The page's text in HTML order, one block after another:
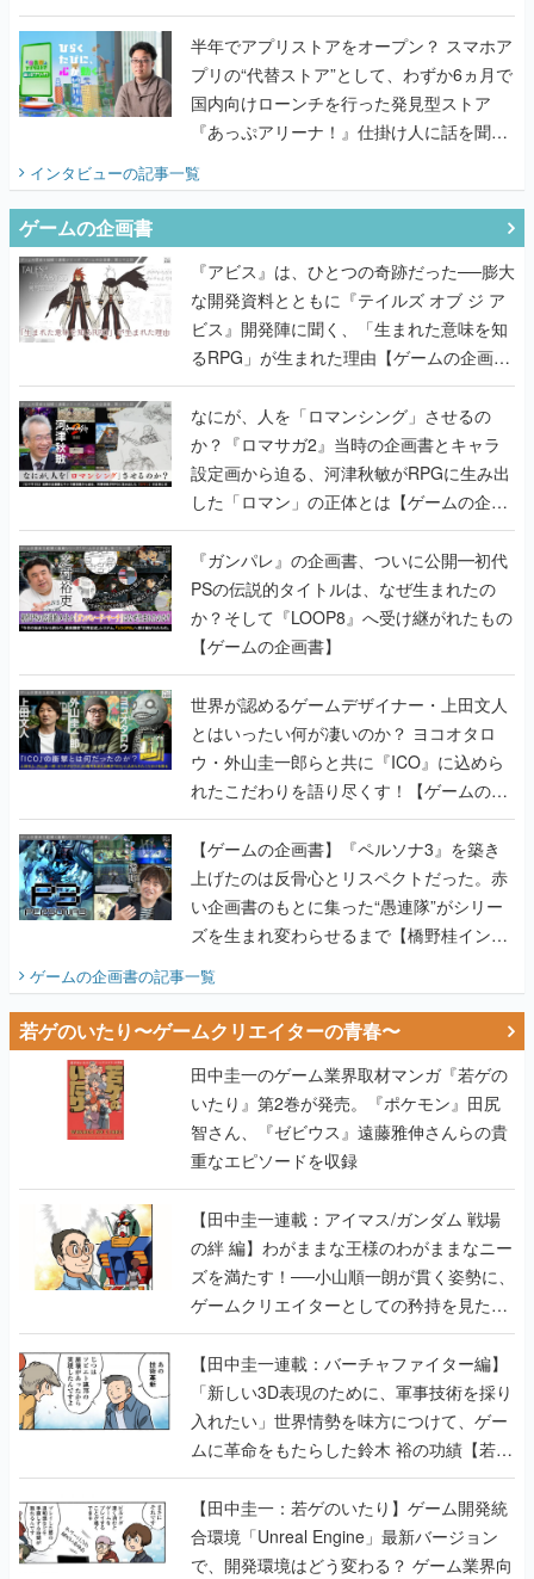
うこだわりをプロデューサーに聞いた
半年でアプリストアをオープン？ スマホア
プリの“代替ストア”として、わずか6ヵ月で
国内向けローンチを行った発見型ストア
『あっぷアリーナ！』仕掛け人に話を聞い
てみた
インタビューの記事一覧
ゲームの企画書
『アビス』は、ひとつの奇跡だった──膨大
な開発資料とともに『テイルズ オブ ジ ア
ビス』開発陣に聞く、「生まれた意味を知
るRPG」が生まれた理由【ゲームの企画
書】
なにが、人を「ロマンシング」させるの
か？『ロマサガ2』当時の企画書とキャラ
設定画から迫る、河津秋敏がRPGに生み出
した「ロマン」の正体とは【ゲームの企画
書】
『ガンパレ』の企画書、ついに公開━初代
PSの伝説的タイトルは、なぜ生まれたの
か？そして『LOOP8』へ受け継がれたもの
【ゲームの企画書】
世界が認めるゲームデザイナー・上田文人
とはいったい何が凄いのか？ ヨコオタロ
ウ・外山圭一郎らと共に『ICO』に込めら
れたこだわりを語り尽くす！【ゲームの企
画書】
【ゲームの企画書】『ペルソナ3』を築き
上げたのは反骨心とリスペクトだった。赤
い企画書のもとに集った“愚連隊”がシリー
ズを生まれ変わらせるまで【橋野桂インタ
ビュー】
ゲームの企画書の記事一覧
若ゲのいたり〜ゲームクリエイターの青春〜
田中圭一のゲーム業界取材マンガ『若ゲの
いたり』第2巻が発売。『ポケモン』田尻
智さん、『ゼビウス』遠藤雅伸さんらの貴
重なエピソードを収録
【田中圭一連載：アイマス/ガンダム 戦場
の絆 編】わがままな王様のわがままなニー
ズを満たす！──小山順一朗が貫く姿勢に、
ゲームクリエイターとしての矜持を見た
【若ゲのいたり最終回】
【田中圭一連載：バーチャファイター編】
「新しい3D表現のために、軍事技術を採り
入れたい」世界情勢を味方につけて、ゲー
ムに革命をもたらした鈴木 裕の功績【若ゲ
のいたり】
【田中圭一：若ゲのいたり】ゲーム開発統
合環境「Unreal Engine」最新バージョン
で、開発環境はどう変わる？ ゲーム業界向